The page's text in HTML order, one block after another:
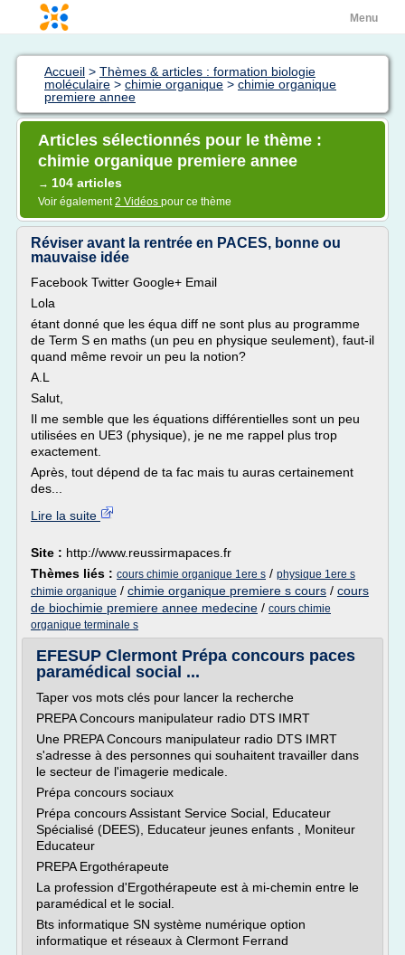
Menu
Accueil > Thèmes & articles : formation biologie
moléculaire > chimie organique > chimie organique
premiere annee
Articles sélectionnés pour le thème :
chimie organique premiere annee
→ 104 articles
Voir également2 Vidéos pour ce thème
Réviser avant la rentrée en PACES, bonne ou
mauvaise idée
Facebook Twitter Google+ Email
Lola
étant donné que les équa diff ne sont plus au programme
de Term S en maths (un peu en physique seulement), faut-il
quand même revoir un peu la notion?
A.L
Salut,
Il me semble que les équations différentielles sont un peu
utilisées en UE3 (physique), je ne me rappel plus trop
exactement.
Après, tout dépend de ta fac mais tu auras certainement
des...
Lire la suite
Site : http://www.reussirmapaces.fr
Thèmes liés : cours chimie organique 1ere s / physique 1ere s
chimie organique / chimie organique premiere s cours / cours
de biochimie premiere annee medecine / cours chimie
organique terminale s
EFESUP Clermont Prépa concours paces
paramédical social ...
Taper vos mots clés pour lancer la recherche
PREPA Concours manipulateur radio DTS IMRT
Une PREPA Concours manipulateur radio DTS IMRT
s'adresse à des personnes qui souhaitent travailler dans
le secteur de l'imagerie medicale.
Prépa concours sociaux
Prépa concours Assistant Service Social, Educateur
Spécialisé (DEES), Educateur jeunes enfants , Moniteur
Educateur
PREPA Ergothérapeute
La profession d'Ergothérapeute est à mi-chemin entre le
paramédical et le social.
Bts informatique SN système numérique option
informatique et réseaux à Clermont Ferrand